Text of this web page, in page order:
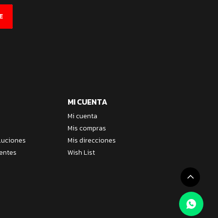
MI CUENTA
Mi cuenta
Mis compras
Mis direcciones
Wish List